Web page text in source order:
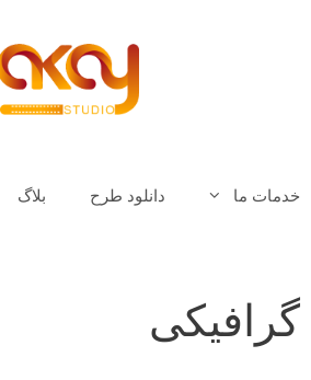
خدمات ما دانلود طرح بلاگ